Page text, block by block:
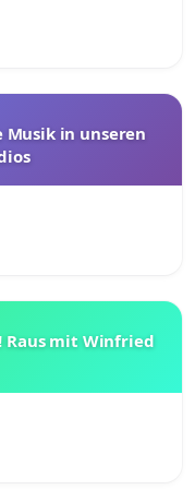
in unseren
Raus mit Winfried